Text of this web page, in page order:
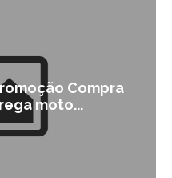
Compra
moto...